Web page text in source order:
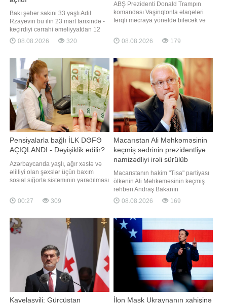
Bakı şəhər sakini 33 yaşlı Adil
Rzayevin bu ilin 23 mart tarixində -
keçirdiyi cərrahi əməliyyatdan 12
gün sonra vəfat etməsi ilə bağlı
cinayət işi açılıb. BİG.AZ
ki, onun ölümü ilə bağlı Yasamal
Rayon Prokurorluğunda Cinayət
Məcəlləsinin 142.4-cü (Tibb
08.08.2026 320
ABŞ Prezidenti Donald Trampın
komandası Vaşinqtonla əlaqələri
fərqli məcraya yönəldə biləcək və
biləcək fəaliyyətdəki və ya sabiq
Kuba rəsmisinin axtarışındadır.
York Times" nəşri öz mənbələrinə
istinadən məlumat yayıb. Məlumat
08.08.2026 179
Pensiyalarla bağlı İLK DƏFƏ
AÇIQLANDI - Dəyişiklik edilir?
Azərbaycanda yaşlı, ağır xəstə və
əlilliyi olan şəxslər üçün baxım
sosial sığorta sisteminin yaradılması
açıqlamasında iqtisadçı Vahid
Əhmədov deyib. Onun sözlərinə
Avropa ölkələri və ABŞ-da tətbiq
olunur və insanların uzunmüddətli
00:27 309
Macarıstan Ali Məhkəməsinin
keçmiş sədrinin prezidentliyə
namizədliyi irəli sürülüb
Macarıstanın hakim "Tisa" partiyası
ölkənin Ali Məhkəməsinin keçmiş
rəhbəri Andraş Bakanın
prezidentliyə namizədliyini irəli
sürüb. "Report" "Reuters"ə istinadən
parlament fraksiyası bildirib.
Bakanın avqustun 11-i bu vəzifəyə
seçiləcəy
08.08.2026 169
Kavelaşvili: Gürcüstan İlon Mask Ukraynanın xahişinə